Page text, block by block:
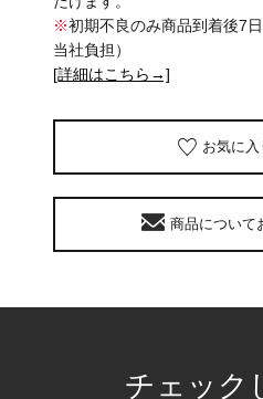
※初期不良のみ商品到着後7
当社負担）
[詳細はこちら→]
お気に
商品について
チェック